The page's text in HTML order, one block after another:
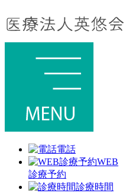
電話
WEB
診療予約
診療時間